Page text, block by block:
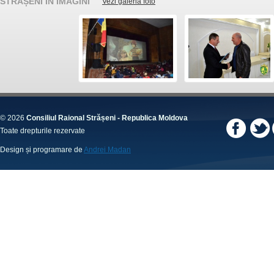
© 2026 Consiliul Raional Strășeni - Republica Moldova
Toate drepturile rezervate
Design și programare de Andrei Madan